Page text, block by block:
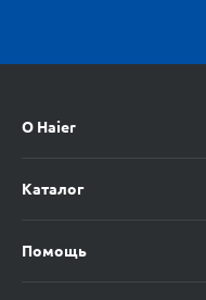
О Haier
Каталог
Помощь